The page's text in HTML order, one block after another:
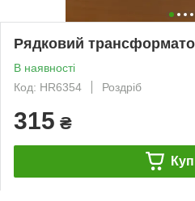
Рядковий
В наявності
Код: HR6354
Роздріб
315 ₴